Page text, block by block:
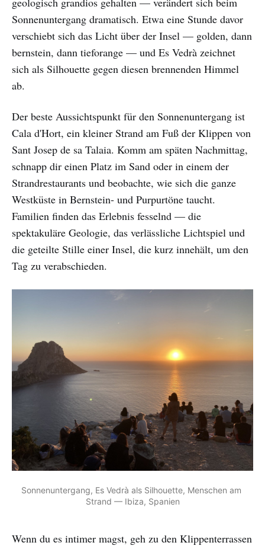
Sonnenuntergang dramatisch. Etwa eine Stunde davor
verschiebt sich das Licht über der Insel — golden, dann
bernstein, dann tieforange — und Es Vedrà zeichnet
sich als Silhouette gegen diesen brennenden Himmel
ab.
Der beste Aussichtspunkt für den Sonnenuntergang ist
Cala d'Hort, ein kleiner Strand am Fuß der Klippen von
Sant Josep de sa Talaia. Komm am späten Nachmittag,
schnapp dir einen Platz im Sand oder in einem der
Strandrestaurants und beobachte, wie sich die ganze
Westküste in Bernstein- und Purpurtöne taucht.
Familien finden das Erlebnis fesselnd — die
spektakuläre Geologie, das verlässliche Lichtspiel und
die geteilte Stille einer Insel, die kurz innehält, um den
Tag zu verabschieden.
Sonnenuntergang, Es Vedrà als Silhouette, Menschen am
Strand — Ibiza, Spanien
Wenn du es intimer magst, geh zu den Klippenterrassen